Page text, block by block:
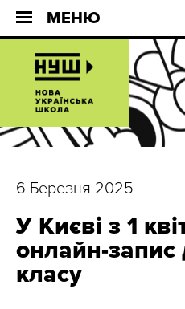
МЕНЮ
6 Березня 2025
У Києві з 1
онлайн-
класу